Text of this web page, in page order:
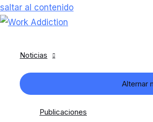
saltar al contenido
Noticias
Alternar
Publicaciones